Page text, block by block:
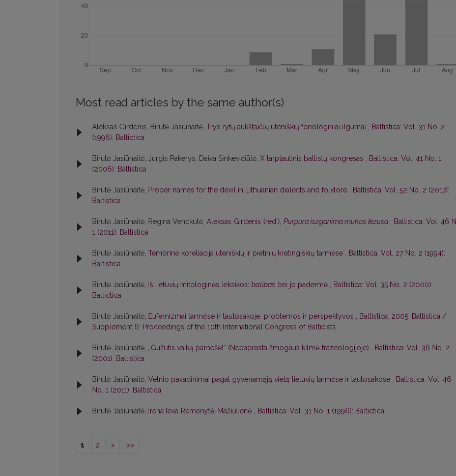
Most read articles by the same author(s)
Aleksas Girdenis, Birutė Jasiūnaitė, Trys rytų aukštaičių uteniškių fonologiniai ilgumai , Baltistica: Vol. 31 No. 2
(1996): Baltictica
Birutė Jasiūnaitė, Jurgis Pakerys, Daiva Sinkevičiūtė, X tarptautinis baltistų kongresas , Baltistica: Vol. 41 No. 1
(2006): Baltistica
Birutė Jasiūnaitė, Proper names for the devil in Lithuanian dialects and folklore , Baltistica: Vol. 52 No. 2 (2017):
Baltistica
Birutė Jasiūnaitė, Regina Venckutė, Aleksas Girdenis (red.), Purpura iszganima mukos Iezusa , Baltistica: Vol. 46
1 (2011): Baltistica
Birutė Jasiūnaitė, Tembrinė koreliacija uteniškių ir pietinių kretingiškių tarmėse , Baltistica: Vol. 27 No. 2 (1994):
Baltistica
Birutė Jasiūnaitė, Iš lietuvių mitologinės leksikos: baũbas bei jo padermė , Baltistica: Vol. 35 No. 2 (2000):
Baltictica
Birutė Jasiūnaitė, Eufemizmai tarmėse ir tautosakoje: problemos ir perspektyvos , Baltistica: 2005: Baltistica /
Supplement 6: Proceedings of the 10th International Congress of Balticists
Birutė Jasiūnaitė, „Gužutis vaiką parnešė!“ (Nepaprasta žmogaus kilmė frazeologijoje) , Baltistica: Vol. 36 No. 2
(2001): Baltistica
Birutė Jasiūnaitė, Velnio pavadinimai pagal gyvenamąją vietą lietuvių tarmėse ir tautosakose , Baltistica: Vol. 46
No. 1 (2011): Baltistica
Birutė Jasiūnaitė, Irena Ieva Remenytė-Mažiulienė , Baltistica: Vol. 31 No. 1 (1996): Baltictica
1 2 > >>